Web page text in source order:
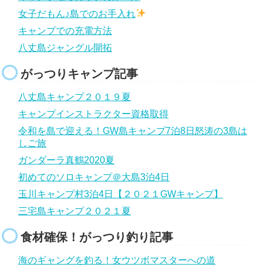
女子だもん♪島でのお手入れ
キャンプでの充電方法
八丈島ジャングル開拓
がっつりキャンプ記事
八丈島キャンプ２０１９夏
キャンプインストラクター資格取得
令和を島で迎える！GW島キャンプ7泊8日怒涛の3島は
しご旅
ガンダーラ真鶴2020夏
初めてのソロキャンプ＠大島3泊4日
玉川キャンプ村3泊4日【２０２１GWキャンプ】
三宅島キャンプ２０２１夏
食材確保！がっつり釣り記事
海のギャングを釣る！女ウツボマスターへの道